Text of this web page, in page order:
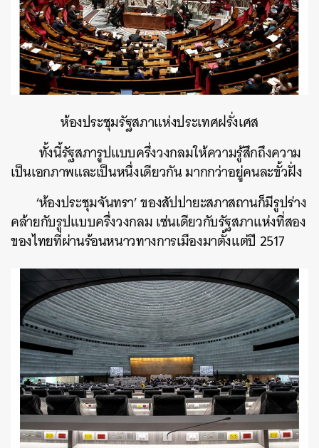
ห้องประชุมรัฐสภาแห่งประเทศฝรั่งเศส
ทั้งนี้รัฐสภารูปแบบครึ่งวงกลมให้ความรู้สึกถึงความ
เป็นเอกภาพและเป็นหนึ่งเดียวกัน มากกว่าอยู่คนละขั้วฝั่ง
‘ห้องประชุมจันทรา’ ของสัปปายะสภาสถานก็มีรูปร่าง
คล้ายกับรูปแบบครึ่งวงกลม เช่นเดียวกับรัฐสภาแห่งที่สอง
ของไทยที่ผ่านร้อนหนาวทางการเมืองมาตั้งแต่ปี 2517